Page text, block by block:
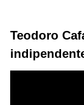
Teodoro